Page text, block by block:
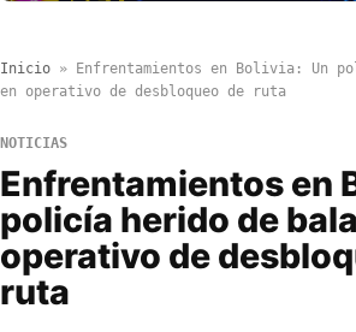
Inicio »
Enfrentamientos en Bolivia: Un
en operativo de desbloqueo de ruta
NOTICIAS
Enfrentamientos en
policía herido de
operativo de
ruta